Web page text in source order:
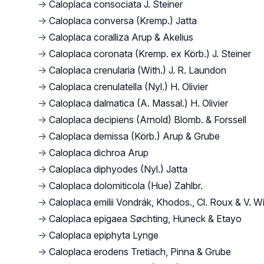
→ Caloplaca consociata J. Steiner
→ Caloplaca conversa (Kremp.) Jatta
→ Caloplaca coralliza Arup & Akelius
→ Caloplaca coronata (Kremp. ex Körb.) J. Steiner
→ Caloplaca crenularia (With.) J. R. Laundon
→ Caloplaca crenulatella (Nyl.) H. Olivier
→ Caloplaca dalmatica (A. Massal.) H. Olivier
→ Caloplaca decipiens (Arnold) Blomb. & Forssell
→ Caloplaca demissa (Körb.) Arup & Grube
→ Caloplaca dichroa Arup
→ Caloplaca diphyodes (Nyl.) Jatta
→ Caloplaca dolomiticola (Hue) Zahlbr.
→ Caloplaca emilii Vondrák, Khodos., Cl. Roux & V.
→ Caloplaca epigaea Søchting, Huneck & Etayo
→ Caloplaca epiphyta Lynge
→ Caloplaca erodens Tretiach, Pinna & Grube